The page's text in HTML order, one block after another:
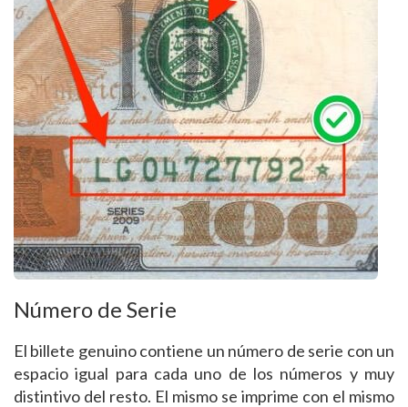
Número de Serie
El billete genuino contiene un número de serie con un
espacio igual para cada uno de los números y muy
distintivo del resto. El mismo se imprime con el mismo